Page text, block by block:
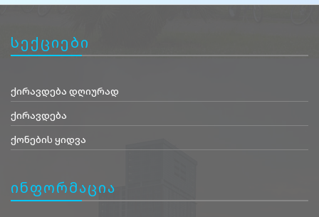
სექციები
ქირავდება დღიურად
ქირავდება
ქონების ყიდვა
ინფორმაცია